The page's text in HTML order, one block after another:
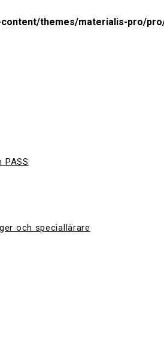
themes/materialis-pro/
och speciallärare